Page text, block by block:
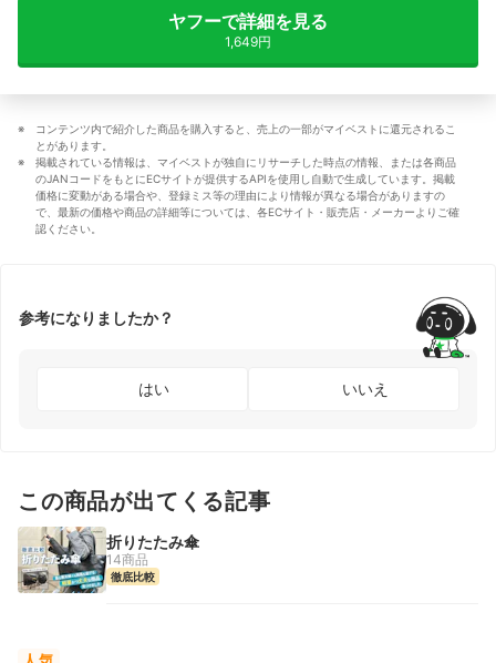
ヤフーで詳細を見る
1,649円
コンテンツ内で紹介した商品を購入すると、売上の一部がマイベストに還元されるこ
とがあります。
掲載されている情報は、マイベストが独自にリサーチした時点の情報、または各商品
のJANコードをもとにECサイトが提供するAPIを使用し自動で生成しています。掲載
価格に変動がある場合や、登録ミス等の理由により情報が異なる場合がありますの
で、最新の価格や商品の詳細等については、各ECサイト・販売店・メーカーよりご確
認ください。
参考になりましたか？
はい いいえ
この商品が出てくる記事
折りたたみ傘
14商品
徹底比較